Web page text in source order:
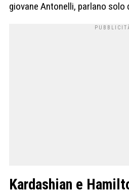
giovane Antonelli, parlano solo
Kardashian e